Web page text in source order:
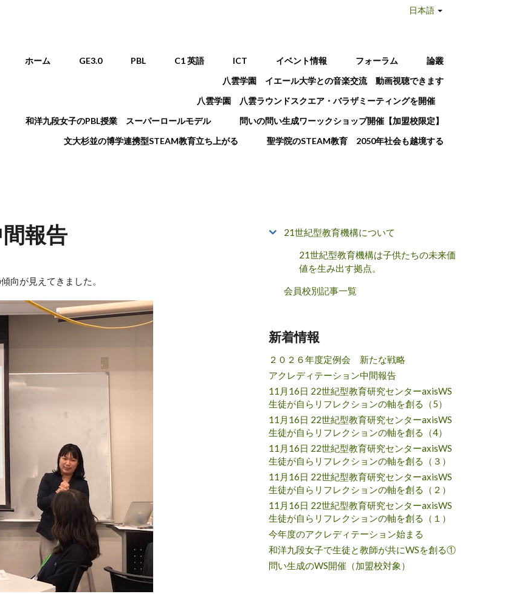
日本語
メインメニュー
ホーム GE3.0 PBL C1 英語 ICT イベント情報 フォーラム
論叢
八雲学園 イエール大学との音楽交流 動画視聴できます
八雲学園 八雲ラウンドスクエア・バラザミーティングを開催
和洋九段女子のPBL授業 スーパーロールモデル
問いの問い生成ワーックショップ開催【加盟校限定】
文大杉並の博学連携型STEAM教育立ち上がる
聖学院のSTEAM教育 2050年社会も越境する
報告
向が見えてきました。
21世紀型教育機構について
21世紀型教育機構は子供たちの未来価
値を生み出す拠点。
会員校別記事一覧
新着情報
２０２６年度定例会 新たな戦略
アクレディテーション中間報告
11月16日 22世紀型教育研究センターaxisWS
生徒が自らリフレクションの軸を創る（5）
11月16日 22世紀型教育研究センターaxisWS
生徒が自らリフレクションの軸を創る（4）
11月16日 22世紀型教育研究センターaxisWS
生徒が自らリフレクションの軸を創る（３）
11月16日 22世紀型教育研究センターaxisWS
生徒が自らリフレクションの軸を創る（２）
11月16日 22世紀型教育研究センターaxisWS
生徒が自らリフレクションの軸を創る（１）
今年度のアクレディテーション始まる
和洋九段女子で生徒と教師が共にWSを創る①
問い生成のWS開催（加盟校対象）